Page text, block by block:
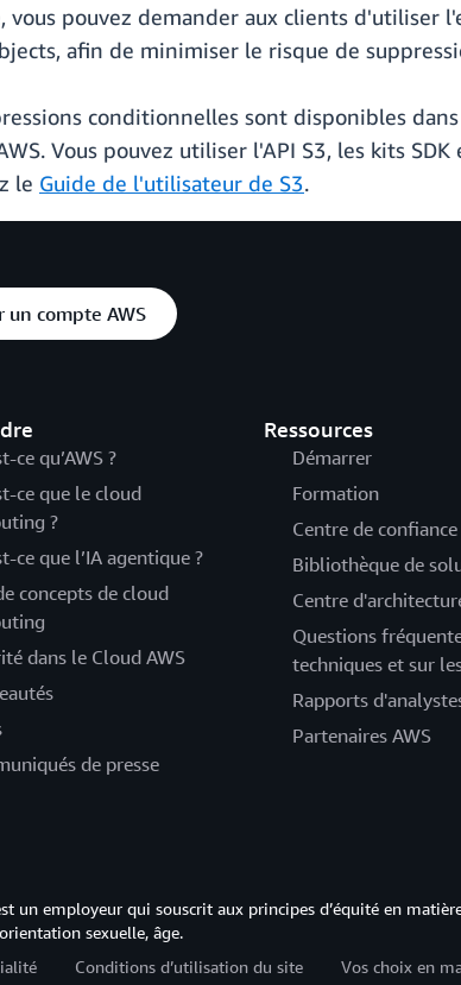
vous pouvez demander aux clients d'utiliser
afin de minimiser le risque de
conditionnelles sont disponibles
Vous pouvez utiliser l'API S3, les kits
le Guide de l'utilisateur de S3.
un compte AWS
ce qu’AWS ?
ce que le cloud
?
ce que l’IA agentique ?
concepts de cloud
dans le Cloud AWS
de presse
Ressources
Démarrer
Formation
Centre de confiance
Bibliothèque de
Centre
Questions
techniques et sur
Rapports
Partenaires AWS
un employeur qui souscrit aux principes d’équité en
sexuelle, âge.
Conditions d’utilisation du site
Vos choix en